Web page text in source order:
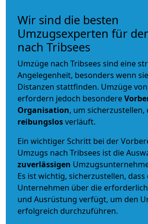
Wir sind die besten
Umzugsexperten für
nach Tribsees
Umzüge nach Tribsees sind eine
Angelegenheit, besonders wenn
Distanzen stattfinden. Umzüge
erfordern jedoch besondere
Organisation, um sicherzustellen,
reibungslosverläuft.
Ein wichtiger Schritt bei der
Umzugs nach Tribsees ist die
zuverlässigen
Es ist wichtig, sicherzustellen, dass
Unternehmen über die
und Ausrüstung verfügt, um den
erfolgreich durchzuführen.